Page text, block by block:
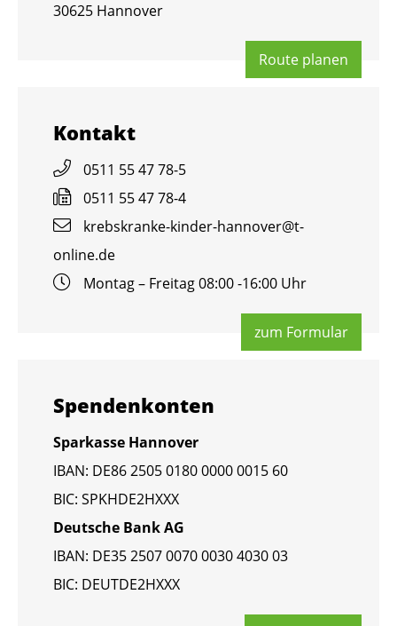
30625 Han­no­ver
Route pla­nen
Kon­takt
0511 55 47 78-5
0511 55 47 78-4
krebs­kran­ke-kin­der-han­no­ver@​t-​
online.​de
Mon­tag – Frei­tag 08:00 -16:00 Uhr
zum For­mu­lar
Spen­den­kon­ten
Spar­kas­se Han­no­ver
IBAN: DE86 2505 0180 0000 0015 60
BIC: SPKHDE2HXXX
Deut­sche Bank AG
IBAN: DE35 2507 0070 0030 4030 03
BIC: DEUT­DE2HXXX